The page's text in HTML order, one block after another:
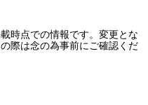
時点での情報です。変更とな
際は念の為事前にご確認くだ